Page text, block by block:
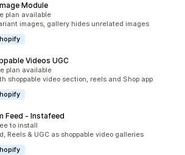
Module
plan available
images, gallery hides unrelated images
Videos UGC
plan available
shoppable video section, reels and Shop app
Feed ‑ Instafeed
to install
Reels & UGC as shoppable video galleries